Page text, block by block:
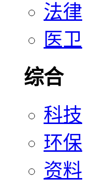
法律
医卫
综合
科技
环保
资料